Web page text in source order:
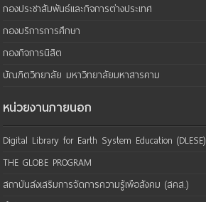
กองประชาสัมพันธ์และกิจการต่างประเทศ
กองบริการการศึกษา
กองกิจการนิสิต
บัณฑิตวิทยาลัย มหาวิทยาลัยมหาสารคาม
หน่วยงานภายนอก
Digital Library for Earth System Education (DLESE)
THE GLOBE PROGRAM
สถาบันส่งเสริมการจัดการความรู้เพือสังคม (สคส.)